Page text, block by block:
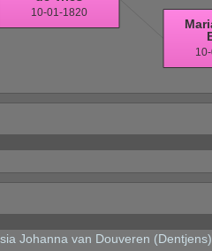
Johanna van Douveren (Dentjens)